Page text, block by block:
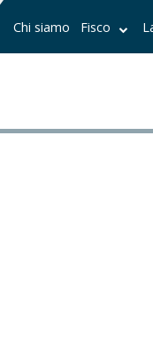
Chi siamo Fisco